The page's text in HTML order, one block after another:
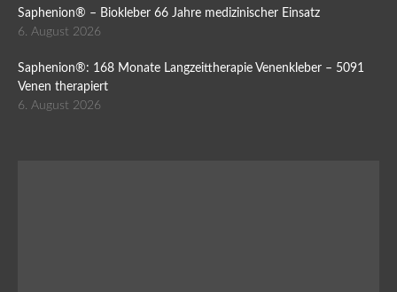
Saphenion® – Biokleber 66 Jahre medizinischer Einsatz
6. August 2026
Saphenion®: 168 Monate Langzeittherapie Venenkleber – 5091
Venen therapiert
6. August 2026